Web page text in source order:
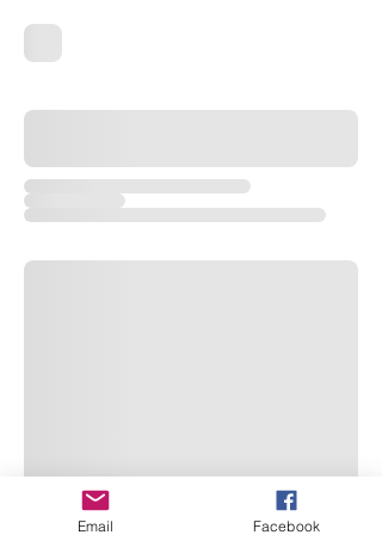
Email Facebook